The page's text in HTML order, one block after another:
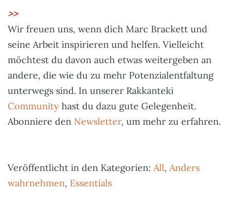
>>
Wir freuen uns, wenn dich Marc Brackett und
seine Arbeit inspirieren und helfen. Vielleicht
möchtest du davon auch etwas weitergeben an
andere, die wie du zu mehr Potenzialentfaltung
unterwegs sind. In unserer Rakkanteki
Community hast du dazu gute Gelegenheit.
Abonniere den Newsletter, um mehr zu erfahren.
Veröffentlicht in den Kategorien: All, Anders
wahrnehmen, Essentials